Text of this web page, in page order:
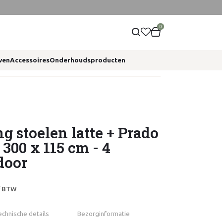
0
AccessoiresOnderhoudsproducten
stoelen latte + Prado
x 115 cm - 4
details Bezorginformatie